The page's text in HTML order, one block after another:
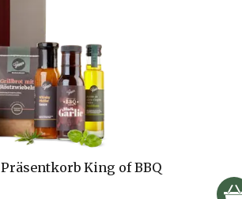
Präsentkorb King of BBQ